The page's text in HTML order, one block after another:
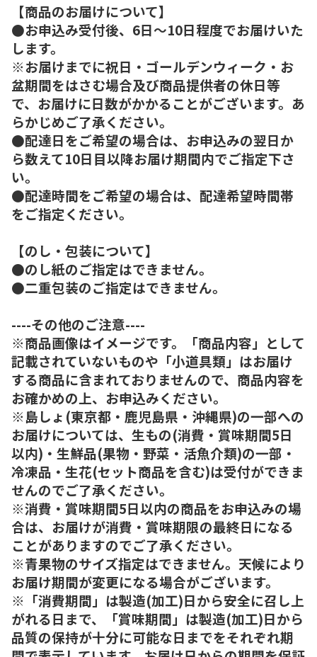
【商品のお届けについて】
●お申込み受付後、6日～10日程度でお届けいた
します。
※お届けまでに祝日・ゴールデンウィーク・お
盆期間をはさむ場合及び商品提供者の休日等
で、お届けに日数がかかることがございます。あ
らかじめご了承ください。
●配達日をご希望の場合は、お申込みの翌日か
ら数えて10日目以降お届け期間内でご指定下さ
い。
●配達時間をご希望の場合は、配達希望時間帯
をご指定ください。
【のし・包装について】
●のし紙のご指定はできません。
●二重包装のご指定はできません。
----その他のご注意----
※商品画像はイメージです。「商品内容」として
記載されていないものや「小道具類」はお届け
する商品に含まれておりませんので、商品内容を
お確かめの上、お申込みください。
※島しょ(東京都・鹿児島県・沖縄県)の一部への
お届けについては、生もの(消費・賞味期間5日
以内)・生鮮品(果物・野菜・活魚介類)の一部・
冷凍品・生花(セット商品を含む)は受付ができま
せんのでご了承ください。
※消費・賞味期間5日以内の商品をお申込みの場
合は、お届けが消費・賞味期限の最終日になる
ことがありますのでご了承ください。
※青果物のサイズ指定はできません。天候により
お届け期間が変更になる場合がございます。
※「消費期間」は製造(加工)日から安全に召し上
がれる日まで、「賞味期間」は製造(加工)日から
品質の保持が十分に可能な日までをそれぞれ期